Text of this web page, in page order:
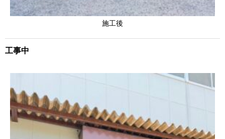
施工後
工事中